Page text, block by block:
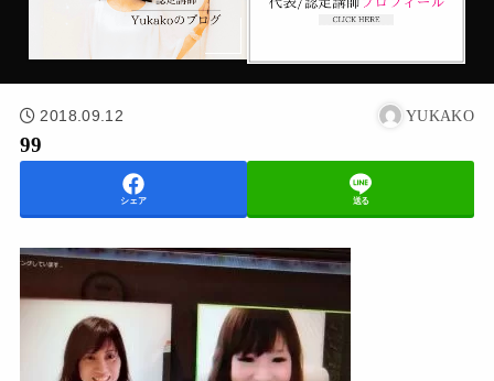
2018.09.12 YUKAKO
99
シェア 送る